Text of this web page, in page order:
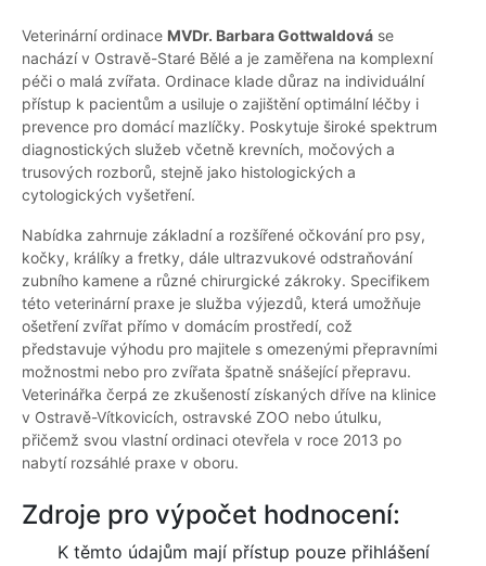
Veterinární ordinace MVDr. Barbara Gottwaldová se
nachází v Ostravě-Staré Bělé a je zaměřena na komplexní
péči o malá zvířata. Ordinace klade důraz na individuální
přístup k pacientům a usiluje o zajištění optimální léčby i
prevence pro domácí mazlíčky. Poskytuje široké spektrum
diagnostických služeb včetně krevních, močových a
trusových rozborů, stejně jako histologických a
cytologických vyšetření.
Nabídka zahrnuje základní a rozšířené očkování pro psy,
kočky, králíky a fretky, dále ultrazvukové odstraňování
zubního kamene a různé chirurgické zákroky. Specifikem
této veterinární praxe je služba výjezdů, která umožňuje
ošetření zvířat přímo v domácím prostředí, což
představuje výhodu pro majitele s omezenými přepravními
možnostmi nebo pro zvířata špatně snášející přepravu.
Veterinářka čerpá ze zkušeností získaných dříve na klinice
v Ostravě-Vítkovicích, ostravské ZOO nebo útulku,
přičemž svou vlastní ordinaci otevřela v roce 2013 po
nabytí rozsáhlé praxe v oboru.
Zdroje pro výpočet hodnocení:
K těmto údajům mají přístup pouze přihlášení